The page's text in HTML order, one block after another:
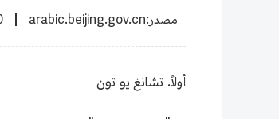
arabic.beijing.gov.cn
أولاً. تشانغ يو تون